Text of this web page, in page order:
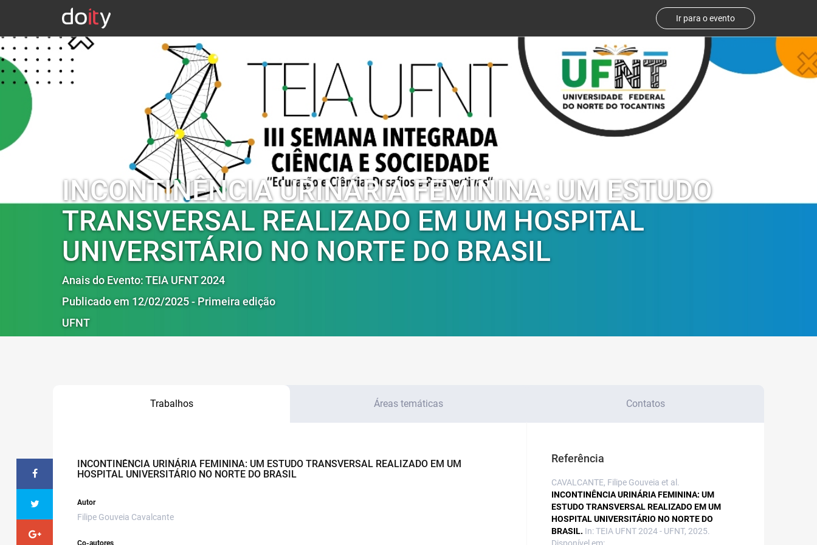
Ir para o evento
INCONTINÊNCIA URINÁRIA FEMININA: UM ESTUDO
TRANSVERSAL REALIZADO EM UM HOSPITAL
UNIVERSITÁRIO NO NORTE DO BRASIL
Anais do Evento: TEIA UFNT 2024
Publicado em 12/02/2025 - Primeira edição
UFNT
Trabalhos Áreas temáticas Contatos
INCONTINÊNCIA URINÁRIA FEMININA: UM ESTUDO TRANSVERSAL REALIZADO EM UM
HOSPITAL UNIVERSITÁRIO NO NORTE DO BRASIL
Autor
Filipe Gouveia Cavalcante
Co-autores
Referência
CAVALCANTE, Filipe Gouveia et al.
INCONTINÊNCIA URINÁRIA FEMININA: UM
ESTUDO TRANSVERSAL REALIZADO EM UM
HOSPITAL UNIVERSITÁRIO NO NORTE DO
BRASIL. In: TEIA UFNT 2024 - UFNT, 2025.